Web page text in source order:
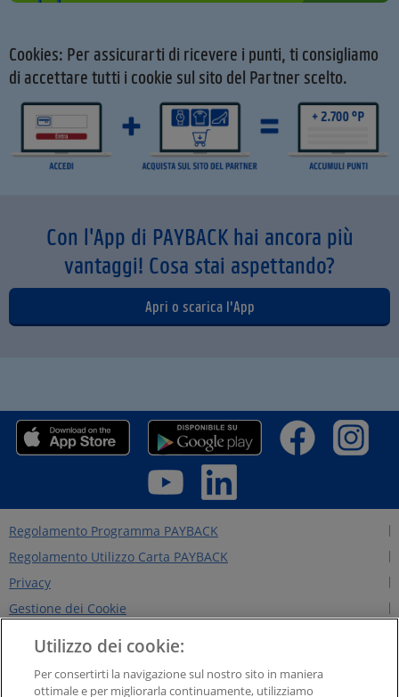
Cookies: Per assicurarti di ricevere i punti, ti consigliamo
di accettare tutti i cookie sul sito del Partner scelto.
Con l'App di PAYBACK hai ancora più
vantaggi! Cosa stai aspettando?
Apri o scarica l'App
Regolamento Programma PAYBACK
Regolamento Utilizzo Carta PAYBACK
Privacy
Gestione dei Cookie
Contattaci
Utilizzo dei cookie:
Per consertirti la navigazione sul nostro sito in maniera
ottimale e per migliorarla continuamente, utilizziamo